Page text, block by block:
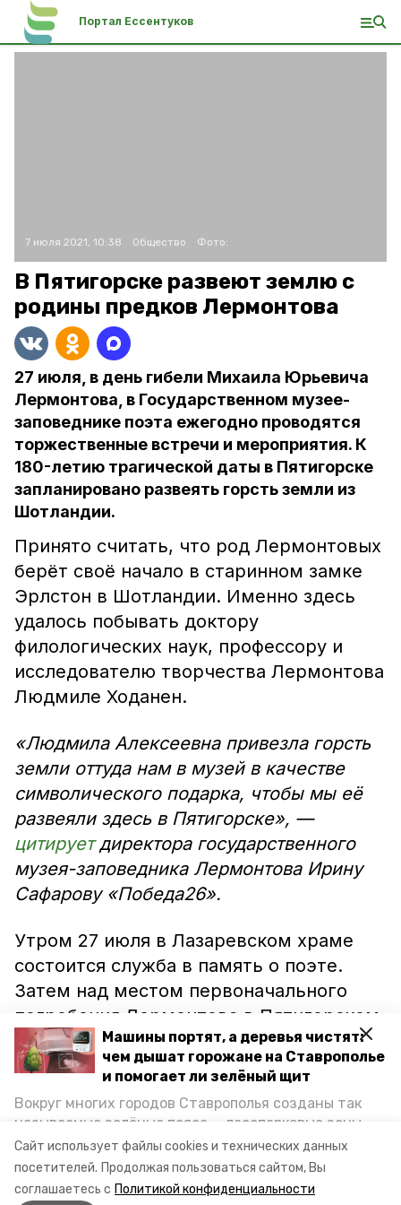
Сайт использует файлы cookies и технических данных
посетителей. Продолжая пользоваться сайтом, Вы
соглашаетесь с Политикой конфиденциальности
Машины портят, а деревья чистят:
чем дышат горожане на Ставрополье
и помогает ли зелёный щит
Вокруг многих городов Ставрополья созданы так
называемые зелёные пояса — лесопарковые зоны,
снижающие негативное воздействие выхлопных
газов на атмосферу. Справляются ли они с
постоянно растущим потоком автотранспорта и
Портал Ессентуков
7 июля 2021, 10:38 Общество Фото:
В Пятигорске развеют землю с
родины предков Лермонтова
27 июля, в день гибели Михаила Юрьевича
Лермонтова, в Государственном музее-
заповеднике поэта ежегодно проводятся
торжественные встречи и мероприятия. К
180-летию трагической даты в Пятигорске
запланировано развеять горсть земли из
Шотландии.
Принято считать, что род Лермонтовых
берёт своё начало в старинном замке
Эрлстон в Шотландии. Именно здесь
удалось побывать доктору
филологических наук, профессору и
исследователю творчества Лермонтова
Людмиле Ходанен.
«Людмила Алексеевна привезла горсть
земли оттуда нам в музей в качестве
символического подарка, чтобы мы её
развеяли здесь в Пятигорске», —
цитируетдиректора государственного
музея-заповедника Лермонтова Ирину
Сафарову «Победа26».
Утром 27 июля в Лазаревском храме
состоится служба в память о поэте.
Затем над местом первоначального
погребения Лермонтова в Пятигорском
Некрополе запланировано развеять
землю с родины поэта. Для этого на
большой поклонники творчества
Михаила Юрьевича шотландский бард и
переводчик Томас Бивитт.